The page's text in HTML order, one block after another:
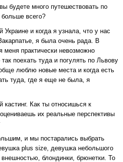
будете много путешествовать по
всего?
и когда я узнала, что у нас
я была очень рада. В
меня практически невозможно
поехать туда и погулять по Львову
люблю новые места и когда есть
туда, где я еще не была, я
Как ты относишься к
их реальные перспективы
и мы постарались выбрать
plus size, девушка небольшого
блондинки, брюнетки. То